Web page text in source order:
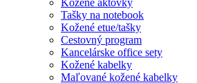
Kožené aktovky
Tašky na notebook
Kožené etue/tašky
Cestovný program
Kancelárske office sety
Kožené kabelky
Maľované kožené kabelky